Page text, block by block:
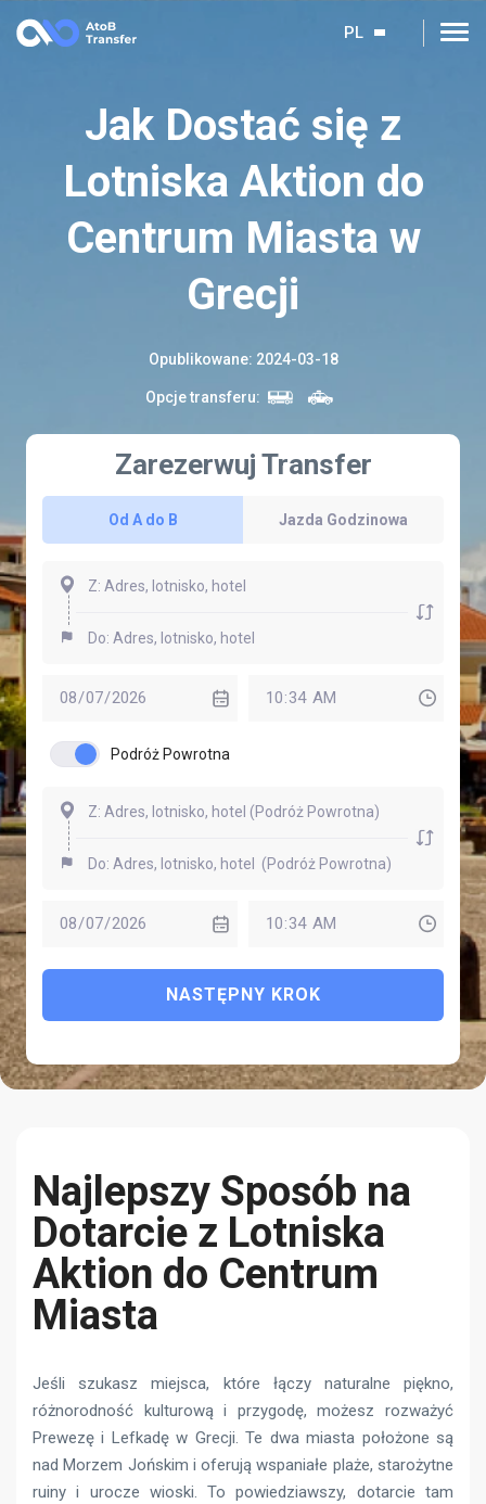
PL
Jak Dostać się z
Lotniska Aktion do
Centrum Miasta w
Grecji
Opublikowane: 2024-03-18
Opcje transferu:
Zarezerwuj Transfer
Od A do B Jazda Godzinowa
Podróż Powrotna
NASTĘPNY KROK
Najlepszy Sposób na
Dotarcie z Lotniska
Aktion do Centrum
Miasta
Jeśli szukasz miejsca, które łączy naturalne piękno,
różnorodność kulturową i przygodę, możesz rozważyć
Prewezę i Lefkadę w Grecji. Te dwa miasta położone są
nad Morzem Jońskim i oferują wspaniałe plaże, starożytne
ruiny i urocze wioski. To powiedziawszy, dotarcie tam